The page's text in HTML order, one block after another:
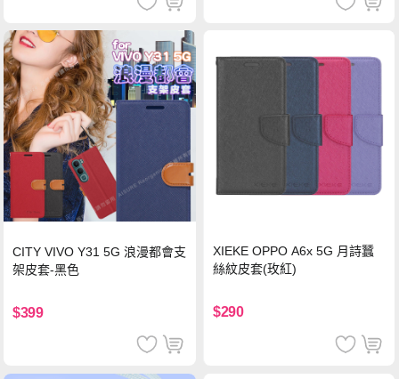
CITY VIVO Y31 5G 浪漫都會支
架皮套-黑色
$399
XIEKE OPPO A6x 5G 月詩蠶
絲紋皮套(玫紅)
$290